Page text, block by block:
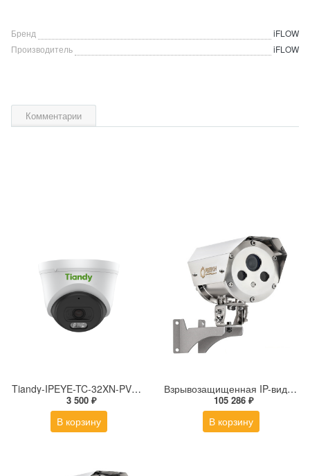
Бренд
iFLOW
Производитель
iFLOW
Комментарии
Tiandy-IPEYE-TC-32XN-PVZ 2Мп купольная «турель» IP камера с фиксированным объективом, серия SPARK со встроенным агентом IPEYE для ПВЗ
3 500 ₽
В корзину
Взрывозащищенная IP-видеокамера Релион Релион-Exd-Н-100-ИК-IP5Мп2.7-13.5Z-PoE-SD-МК-TR
105 286 ₽
В корзину